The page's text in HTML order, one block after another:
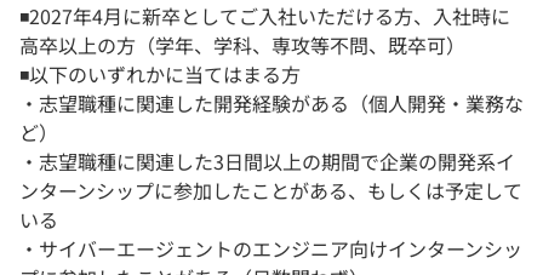
◾️2027年4月に新卒としてご入社いただける方、入社時に
高卒以上の方（学年、学科、専攻等不問、既卒可）
◾️以下のいずれかに当てはまる方
・志望職種に関連した開発経験がある（個人開発・業務な
ど）
・志望職種に関連した3日間以上の期間で企業の開発系イ
ンターンシップに参加したことがある、もしくは予定して
いる
・サイバーエージェントのエンジニア向けインターンシッ